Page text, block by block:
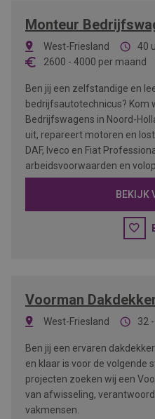
Monteur
West-Friesland
40
2600 - 4000 per maand
Ben jij een zelfstandige en
bedrijfsautotechnicus? Kom
Bedrijfswagens in Noord-
uit, repareert motoren en
DAF, Iveco en Fiat
arbeidsvoorwaarden en
BEKIJK
Voorman
West-Friesland 32
Ben jij een ervaren
en klaar is voor de volgende
projecten zoeken wij een
van afwisseling,
vakmensen.